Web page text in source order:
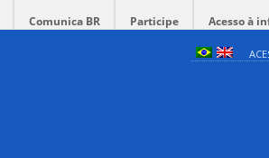
Comunica BR Participe Acesso à